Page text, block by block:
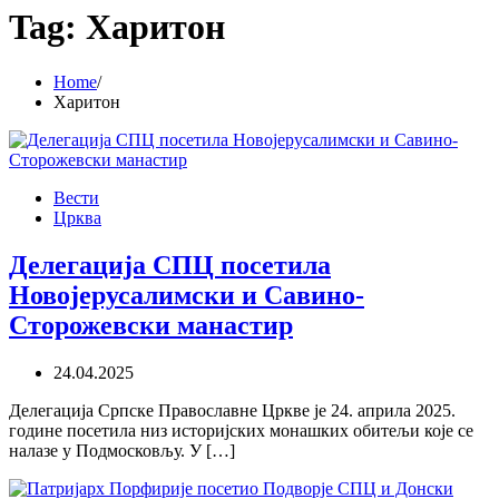
Tag: Харитон
Home
Харитон
Вести
Црква
Делегација СПЦ посетила
Новојерусалимски и Савино-
Сторожевски манастир
24.04.2025
Делегација Српске Православне Цркве је 24. априла 2025.
године посетила низ историјских монашких обитељи које се
налазе у Подмосковљу. У […]